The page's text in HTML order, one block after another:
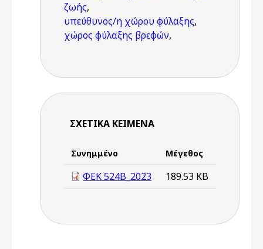
ζωής,
υπεύθυνος/η χώρου φύλαξης,
χώρος φύλαξης βρεφών,
ΣΧΕΤΙΚΆ ΚΕΊΜΕΝΑ
Συνημμένο Μέγεθος
ΦΕΚ 524Β_2023 189.53 KB